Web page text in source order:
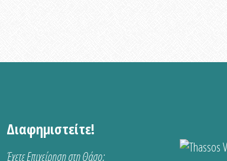
Διαφημιστείτε!
Έχετε Επιχείρηση στη Θάσο;